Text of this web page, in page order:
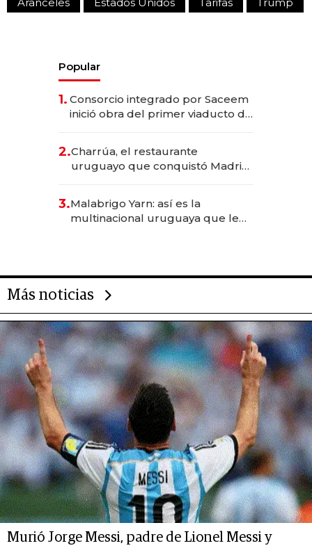
Popular
1. Consorcio integrado por Saceem
inició obra del primer viaducto de
millones
2.Charrúa, el restaurante
uruguayo que conquistó Madrid:
anticipación y prepara apertura
3.Malabrigo Yarn: así es la
multinacional uruguaya que le
Más noticias
Murió Jorge Messi, padre de Lionel Messi y